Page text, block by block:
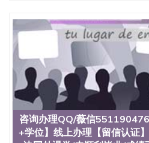
551190476 网上买文凭可靠吗
外文凭质量QQ微信551190476
理QQ微信551190476国外大学
551190476办国外文凭可找工
外大学有毕业证QQ微信
格QQ微信551190476国外编
办理国外文凭要交定金吗QQ微
查文凭QQ微信551190476网
微信551190476学士学位证书
551190476 国外资格证书办理
办理学历认证QQ微信
咨询办理QQ/薇信
+学位】线上办理【留信认证